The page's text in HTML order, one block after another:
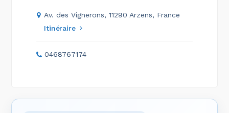
Av. des Vignerons, 11290 Arzens, France
Itinéraire
0468767174